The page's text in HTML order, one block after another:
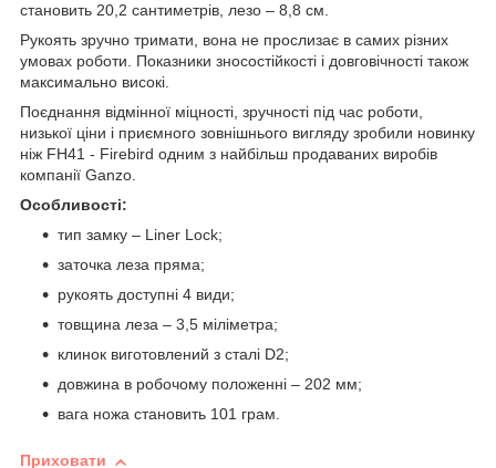
становить 20,2 сантиметрів, лезо – 8,8 см.
Рукоять зручно тримати, вона не прослизає в самих різних
умовах роботи. Показники зносостійкості і довговічності також
максимально високі.
Поєднання відмінної міцності, зручності під час роботи,
низької ціни і приємного зовнішнього вигляду зробили новинку
ніж FH41 - Firebird одним з найбільш продаваних виробів
компанії Ganzo.
Особливості:
тип замку – Liner Lock;
заточка леза пряма;
рукоять доступні 4 види;
товщина леза – 3,5 міліметра;
клинок виготовлений з сталі D2;
довжина в робочому положенні – 202 мм;
вага ножа становить 101 грам.
Приховати